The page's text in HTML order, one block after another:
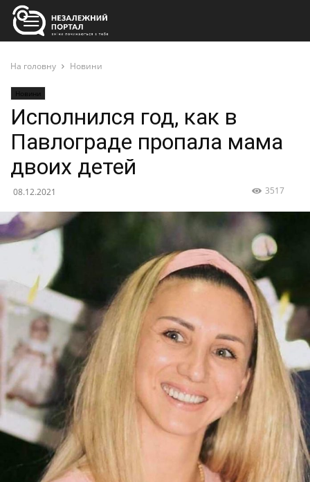
На головну Новини
Новини
Исполнился год, как в
Павлограде пропала мама
двоих детей
08.12.2021 3517